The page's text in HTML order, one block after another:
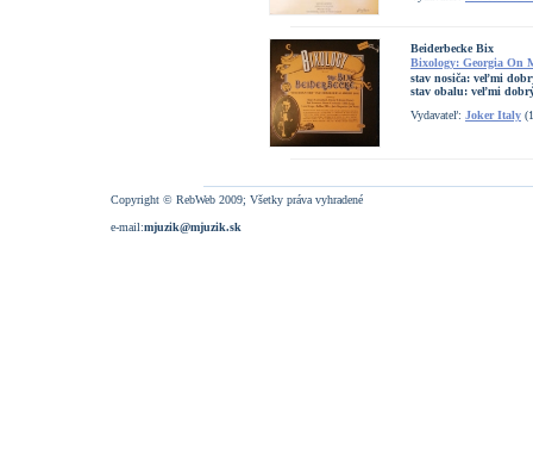
Beiderbecke Bix
Bixology: Georgia On
stav nosiča: veľmi
stav obalu: veľmi
Vydavateľ: Joker Italy
Copyright © RebWeb 2009; Všetky práva vyhradené
e-mail:mjuzik@mjuzik.sk